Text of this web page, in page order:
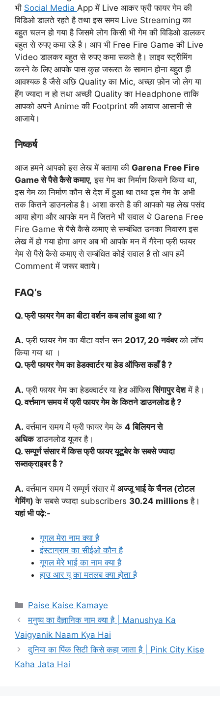
भी Social Media App में Live आकर फ्री फायर गेम की
विडिओ डालते रहते है तथा इस समय Live Streaming का
बहुत चलन हो गया है जिसमे लोग किसी भी गेम की विडिओ डालकर
बहुत से रुपए कमा रहे है। आप भी Free Fire Game की Live
Video डालकर बहुत से रुपए कमा सकते है। लाइव स्ट्रीमिंग
करने के लिए आपके पास कुछ जरूरत के सामान होना बहुत ही
आवश्यक है जैसे अछि Quality का Mic, अच्छा फ़ोन जो लेग या
हैंग ज्यादा न हो तथा अच्छी Quality का Headphone ताकि
आपको अपने Anime की Footprint की आवाज आसानी से
आजाये।
निष्कर्ष
आज हमने आपको इस लेख में बताया की Garena Free Fire
Game से पैसे कैसे कमाए, इस गेम का निर्माण किसने किया था,
इस गेम का निर्माण कौन से देश में हुआ था तथा इस गेम के अभी
तक कितने डाउनलोड है। आशा करते है की आपको यह लेख पसंद
आया होगा और आपके मन में जितने भी सवाल थे Garena Free
Fire Game से पैसे कैसे कमाए से सम्बंधित उनका निवारण इस
लेख में हो गया होगा अगर अब भी आपके मन में गैरेना फ्री फायर
गेम से पैसे कैसे कमाए से सम्बंधित कोई सवाल है तो आप हमें
Comment में जरूर बताये।
FAQ’s
Q. फ्री फायर गेम का बीटा वर्शन कब लांच हुआ था ?
A. फ्री फायर गेम का बीटा वर्शन सन 2017, 20 नवंबरको लॉच
किया गया था ।
Q. फ्री फायर गेम का हेडक्वार्टर या हेड ऑफिस कहाँ है ?
A. फ्री फायर गेम का हेडक्वार्टर या हेड ऑफिससिंगापुर देशमें है।
Q. वर्त्तमान समय में फ्री फायर गेम के कितने डाउनलोड है ?
A. वर्त्तमान समय में फ्री फायर गेम के 4 बिलियन से
अधिकडाउनलोड यूजर है।
Q. सम्पूर्ण संसार में किस फ्री फायर यूटूबेर के सबसे ज्यादा
सब्सक्राइबर है ?
A. वर्त्तमान समय में सम्पूर्ण संसार में अज्जू भाई के चैनल (टोटल
गेमिंग)के सबसे ज्यादा subscribers 30.24 millionsहै।
यहां भी पढ़े:-
गूगल मेरा नाम क्या है
इंस्टाग्राम का सीईओ कौन है
गूगल मेरे भाई का नाम क्या है
हाउ आर यू का मतलब क्या होता है
Categories
Paise Kaise Kamaye
मनुष्य का वैज्ञानिक नाम क्या है | Manushya Ka
Vaigyanik Naam Kya Hai
दुनिया का पिंक सिटी किसे कहा जाता है | Pink City Kise
Kaha Jata Hai